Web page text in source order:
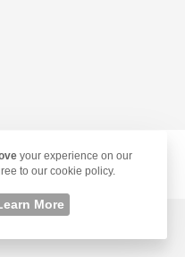
Reserved.
your experience on our
to our cookie policy.
More